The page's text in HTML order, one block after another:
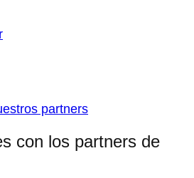
partners
con los partners de